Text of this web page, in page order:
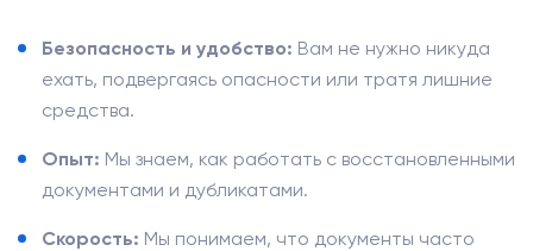
Безопасность и удобство: Вам не нужно никуда
ехать, подвергаясь опасности или тратя лишние
средства.
Опыт: Мы знаем, как работать с восстановленными
документами и дубликатами.
Скорость: Мы понимаем, что документы часто